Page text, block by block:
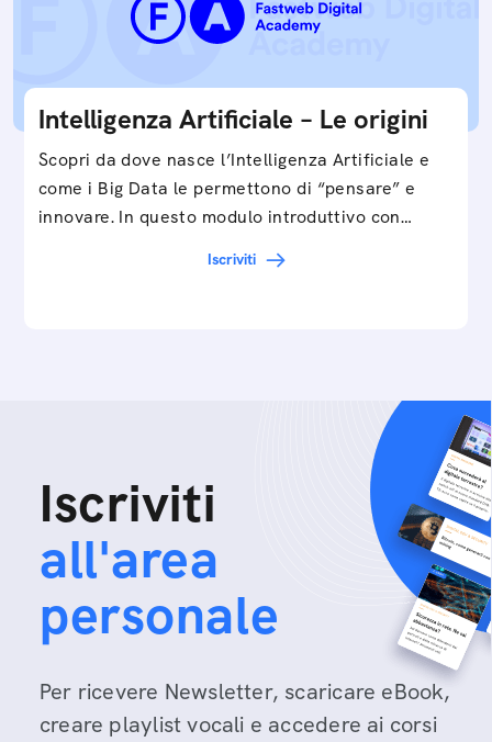
Intelligenza Artificiale – Le origini
Scopri da dove nasce l’Intelligenza Artificiale e
come i Big Data le permettono di “pensare” e
innovare. In questo modulo introduttivo con
Iscriviti
Iscriviti
all'area
personale
Per ricevere Newsletter, scaricare eBook,
creare playlist vocali e accedere ai corsi